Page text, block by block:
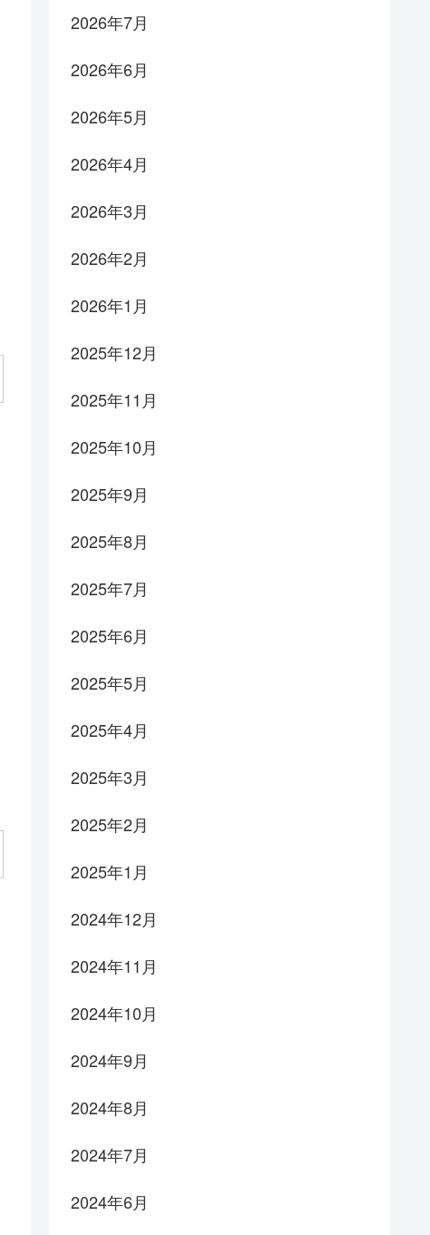
2026年7月
2026年6月
2026年5月
2026年4月
2026年3月
2026年2月
2026年1月
2025年12月
2025年11月
2025年10月
2025年9月
2025年8月
2025年7月
2025年6月
2025年5月
2025年4月
2025年3月
2025年2月
2025年1月
2024年12月
2024年11月
2024年10月
2024年9月
2024年8月
2024年7月
2024年6月